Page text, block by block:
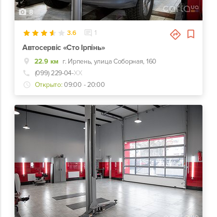
8
3.6 1
Автосервіс «Сто Ірпінь»
22.9 км г. Ирпень, улица Соборная, 160
(099) 229-04-ХХ
Открыто: 09:00 - 20:00